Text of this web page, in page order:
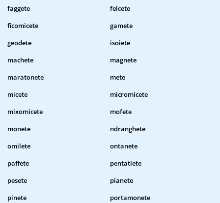
faggete
felcete
ficomicete
gamete
geodete
isoiete
machete
magnete
maratonete
mete
micete
micromicete
mixomicete
mofete
monete
ndranghete
omilete
ontanete
paffete
pentatlete
pesete
pianete
pinete
portamonete